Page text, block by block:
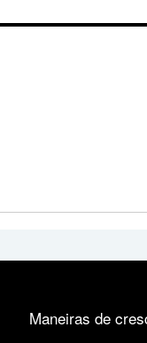
Maneiras de